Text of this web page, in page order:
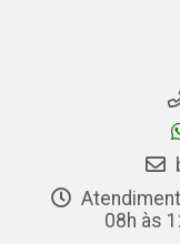
08h às